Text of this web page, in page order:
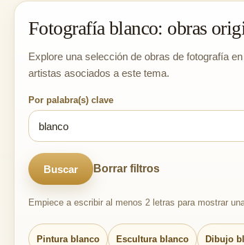
Fotografía blanco: obras
Explore una selección de obras de fotografía
artistas asociados a este tema.
Por palabra(s) clave
Buscar Borrar filtros
Empiece a escribir al menos 2 letras para mostrar
Pintura blanco Escultura blanco Dibujo